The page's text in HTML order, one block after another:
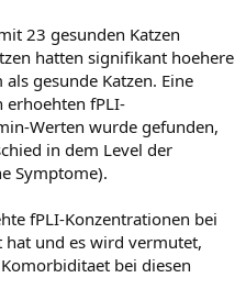
23 gesunden Katzen
hatten signifikant hoehere
gesunde Katzen. Eine
erhoehten fPLI-
Werten wurde gefunden,
in dem Level der
Symptome).
fPLI-Konzentrationen bei
hat und es wird vermutet,
bei diesen